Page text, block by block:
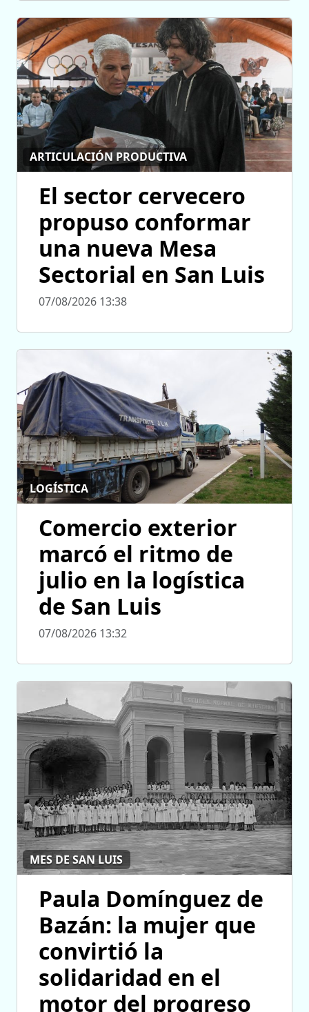
ARTICULACIÓN PRODUCTIVA
El sector cervecero
propuso conformar
una nueva Mesa
Sectorial en San Luis
07/08/2026 13:38
LOGÍSTICA
Comercio exterior
marcó el ritmo de
julio en la logística
de San Luis
07/08/2026 13:32
MES DE SAN LUIS
Paula Domínguez de
Bazán: la mujer que
convirtió la
solidaridad en el
motor del progreso